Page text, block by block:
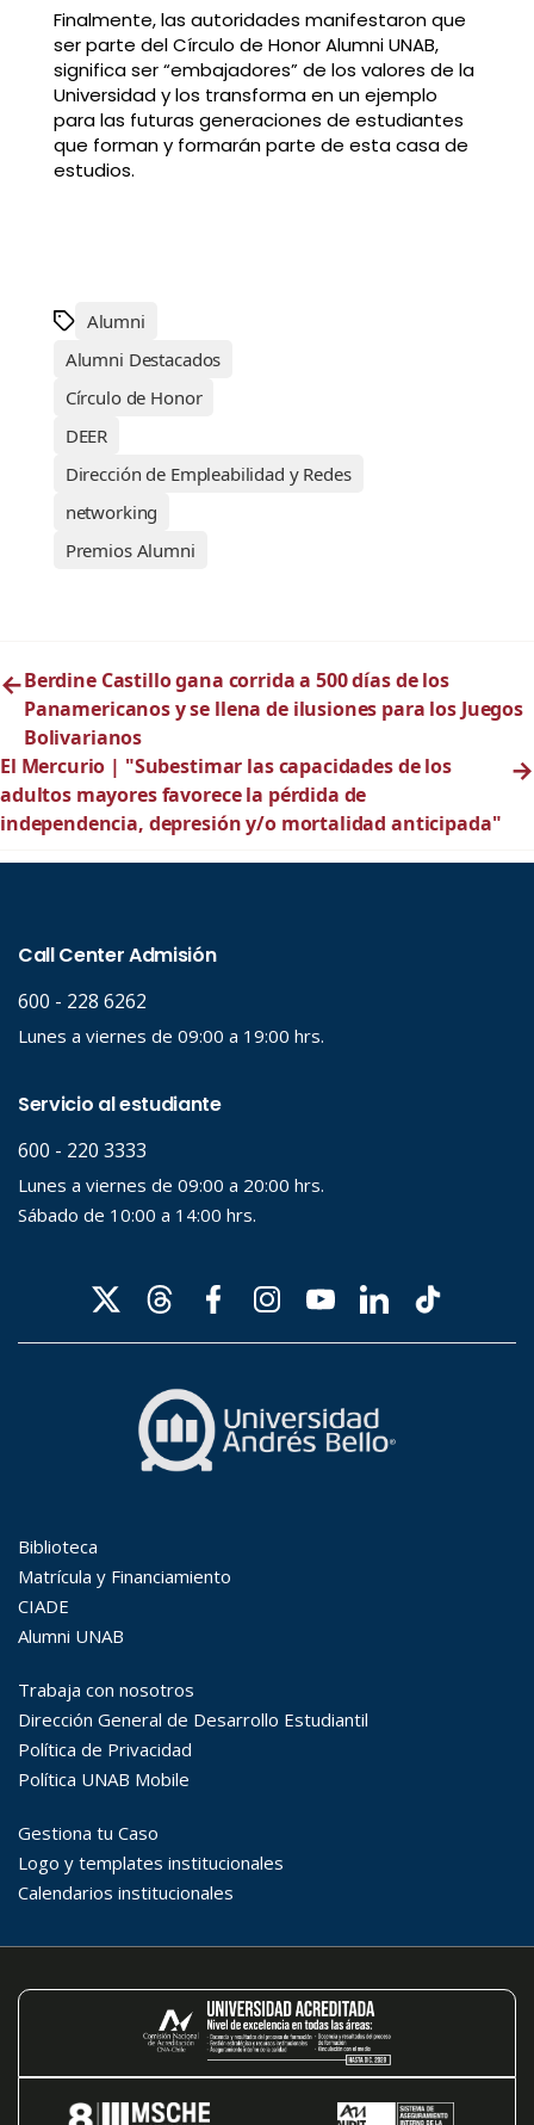
Finalmente, las autoridades manifestaron que
ser parte del Círculo de Honor Alumni UNAB,
significa ser “embajadores” de los valores de la
Universidad y los transforma en un ejemplo
para las futuras generaciones de estudiantes
que forman y formarán parte de esta casa de
estudios.
Alumni
Alumni Destacados
Círculo de Honor
DEER
Dirección de Empleabilidad y Redes
networking
Premios Alumni
←Berdine Castillo gana corrida a 500 días de los
Panamericanos y se llena de ilusiones para los Juegos
Bolivarianos
El Mercurio | "Subestimar las capacidades de los
adultos mayores favorece la pérdida de
independencia, depresión y/o mortalidad anticipada"
→